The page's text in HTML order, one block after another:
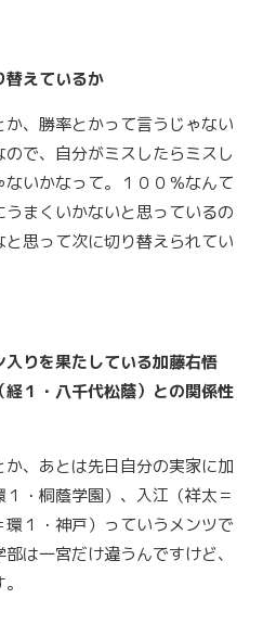
えているか
、勝率とかって言うじゃない
で、自分がミスしたらミスし
いかなって。１００％なんて
まくいかないと思っているの
思って次に切り替えられてい
りを果たしている加藤右悟
経１・八千代松蔭）との関係性
、あとは先日自分の実家に加
・桐蔭学園）、入江（祥太＝
１・神戸）っていうメンツで
は一宮だけ違うんですけど、